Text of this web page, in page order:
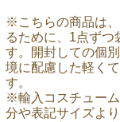
※こちらの商品は
るために、1点ずつ
す。開封しての個
境に配慮した軽く
す。
※輸入コスチュー
分や表記サイズよ